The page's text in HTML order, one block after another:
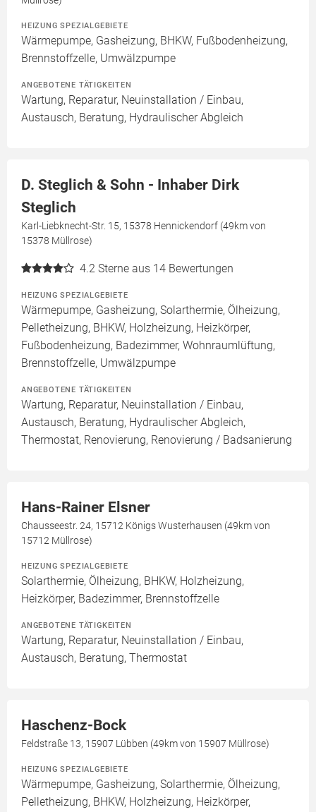
HEIZUNG SPEZIALGEBIETE
Wärmepumpe, Gasheizung, BHKW, Fußbodenheizung,
Brennstoffzelle, Umwälzpumpe
ANGEBOTENE TÄTIGKEITEN
Wartung, Reparatur, Neuinstallation / Einbau,
Austausch, Beratung, Hydraulischer Abgleich
D. Steglich & Sohn - Inhaber Dirk
Steglich
Karl-Liebknecht-Str. 15, 15378 Hennickendorf (49km von
15378 Müllrose)
4.2 Sterne aus 14 Bewertungen
HEIZUNG SPEZIALGEBIETE
Wärmepumpe, Gasheizung, Solarthermie, Ölheizung,
Pelletheizung, BHKW, Holzheizung, Heizkörper,
Fußbodenheizung, Badezimmer, Wohnraumlüftung,
Brennstoffzelle, Umwälzpumpe
ANGEBOTENE TÄTIGKEITEN
Wartung, Reparatur, Neuinstallation / Einbau,
Austausch, Beratung, Hydraulischer Abgleich,
Thermostat, Renovierung, Renovierung / Badsanierung
Hans-Rainer Elsner
Chausseestr. 24, 15712 Königs Wusterhausen (49km von
15712 Müllrose)
HEIZUNG SPEZIALGEBIETE
Solarthermie, Ölheizung, BHKW, Holzheizung,
Heizkörper, Badezimmer, Brennstoffzelle
ANGEBOTENE TÄTIGKEITEN
Wartung, Reparatur, Neuinstallation / Einbau,
Austausch, Beratung, Thermostat
Haschenz-Bock
Feldstraße 13, 15907 Lübben (49km von 15907 Müllrose)
HEIZUNG SPEZIALGEBIETE
Wärmepumpe, Gasheizung, Solarthermie, Ölheizung,
Pelletheizung, BHKW, Holzheizung, Heizkörper,